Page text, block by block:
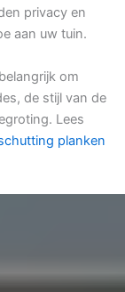
privacy en
aan uw tuin.
om
de stijl van de
Lees
planken